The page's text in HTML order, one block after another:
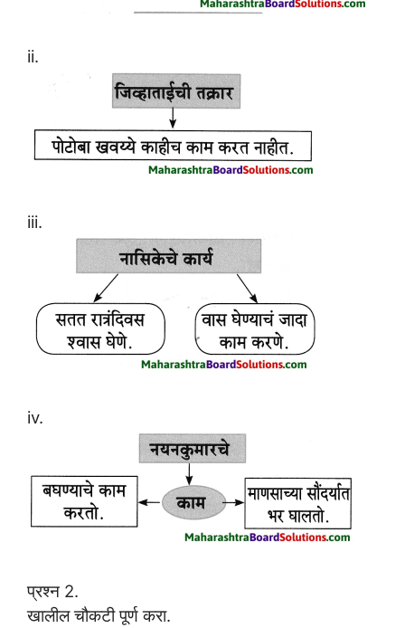
ii.
iii.
iv.
प्रश्न 2.
खालील चौकटी पूर्ण करा.